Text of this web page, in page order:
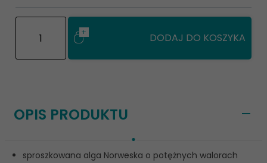
DODAJ DO KOSZYKA
OPIS PRODUKTU
sproszkowana alga Norweska o potężnych walorach